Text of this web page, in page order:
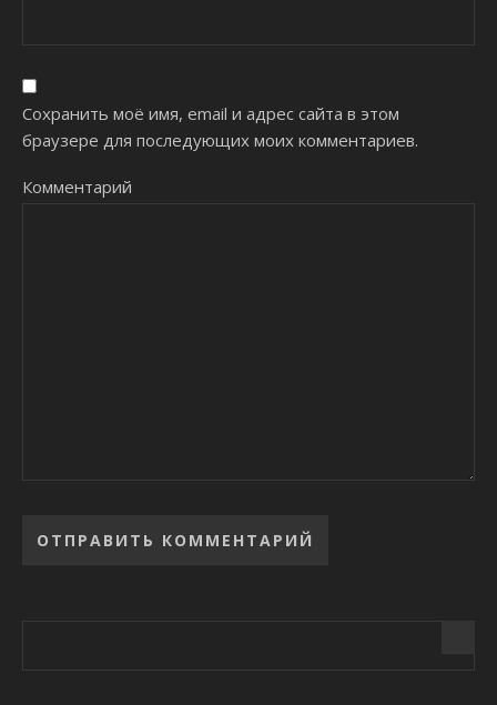
Сохранить моё имя, email и адрес сайта в этом
браузере для последующих моих комментариев.
Комментарий